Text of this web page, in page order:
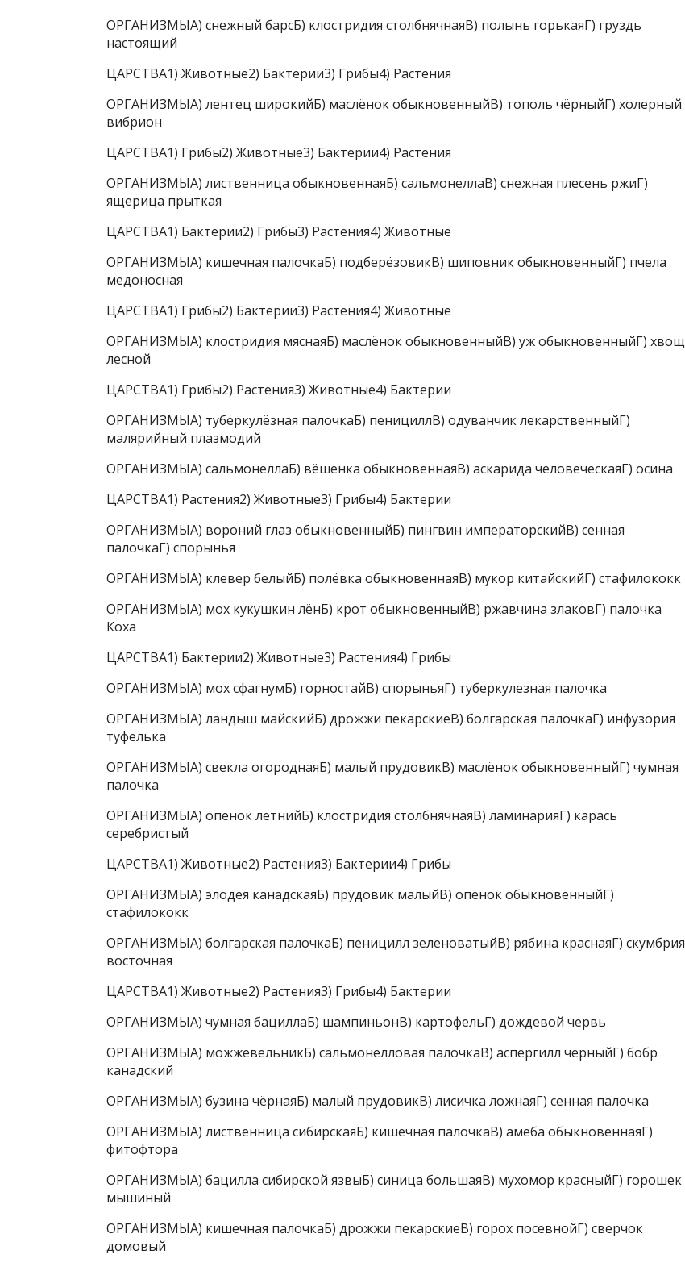
ОРГАНИЗМЫА) снежный барсБ) клостридия столбнячнаяВ) полынь горькаяГ) груздь
настоящий
ЦАРСТВА1) Животные2) Бактерии3) Грибы4) Растения
ОРГАНИЗМЫА) лентец широкийБ) маслёнок обыкновенныйВ) тополь чёрныйГ) холерный
вибрион
ЦАРСТВА1) Грибы2) Животные3) Бактерии4) Растения
ОРГАНИЗМЫА) лиственница обыкновеннаяБ) сальмонеллаВ) снежная плесень ржиГ)
ящерица прыткая
ЦАРСТВА1) Бактерии2) Грибы3) Растения4) Животные
ОРГАНИЗМЫА) кишечная палочкаБ) подберёзовикВ) шиповник обыкновенныйГ) пчела
медоносная
ЦАРСТВА1) Грибы2) Бактерии3) Растения4) Животные
ОРГАНИЗМЫА) клостридия мяснаяБ) маслёнок обыкновенныйВ) уж обыкновенныйГ) хвощ
лесной
ЦАРСТВА1) Грибы2) Растения3) Животные4) Бактерии
ОРГАНИЗМЫА) туберкулёзная палочкаБ) пенициллВ) одуванчик лекарственныйГ)
малярийный плазмодий
ОРГАНИЗМЫА) сальмонеллаБ) вёшенка обыкновеннаяВ) аскарида человеческаяГ) осина
ЦАРСТВА1) Растения2) Животные3) Грибы4) Бактерии
ОРГАНИЗМЫА) вороний глаз обыкновенныйБ) пингвин императорскийВ) сенная
палочкаГ) спорынья
ОРГАНИЗМЫА) клевер белыйБ) полёвка обыкновеннаяВ) мукор китайскийГ) стафилококк
ОРГАНИЗМЫА) мох кукушкин лёнБ) крот обыкновенныйВ) ржавчина злаковГ) палочка
Коха
ЦАРСТВА1) Бактерии2) Животные3) Растения4) Грибы
ОРГАНИЗМЫА) мох сфагнумБ) горностайВ) спорыньяГ) туберкулезная палочка
ОРГАНИЗМЫА) ландыш майскийБ) дрожжи пекарскиеВ) болгарская палочкаГ) инфузория
туфелька
ОРГАНИЗМЫА) свекла огороднаяБ) малый прудовикВ) маслёнок обыкновенныйГ) чумная
палочка
ОРГАНИЗМЫА) опёнок летнийБ) клостридия столбнячнаяВ) ламинарияГ) карась
серебристый
ЦАРСТВА1) Животные2) Растения3) Бактерии4) Грибы
ОРГАНИЗМЫА) элодея канадскаяБ) прудовик малыйВ) опёнок обыкновенныйГ)
стафилококк
ОРГАНИЗМЫА) болгарская палочкаБ) пеницилл зеленоватыйВ) рябина краснаяГ) скумбрия
восточная
ЦАРСТВА1) Животные2) Растения3) Грибы4) Бактерии
ОРГАНИЗМЫА) чумная бациллаБ) шампиньонВ) картофельГ) дождевой червь
ОРГАНИЗМЫА) можжевельникБ) сальмонелловая палочкаВ) аспергилл чёрныйГ) бобр
канадский
ОРГАНИЗМЫА) бузина чёрнаяБ) малый прудовикВ) лисичка ложнаяГ) сенная палочка
ОРГАНИЗМЫА) лиственница сибирскаяБ) кишечная палочкаВ) амёба обыкновеннаяГ)
фитофтора
ОРГАНИЗМЫА) бацилла сибирской язвыБ) синица большаяВ) мухомор красныйГ) горошек
мышиный
ОРГАНИЗМЫА) кишечная палочкаБ) дрожжи пекарскиеВ) горох посевнойГ) сверчок
домовый